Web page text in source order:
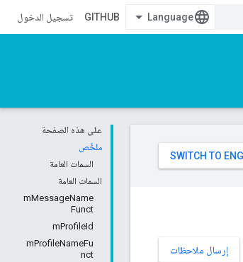
GITHUB تسجيل الدخول
على هذه الصفحة
ملخّص
السمات العامة
السمات العامة
mMessageName
Funct
mProfileId
mProfileNameFu
nct
إرسال ملاحظات